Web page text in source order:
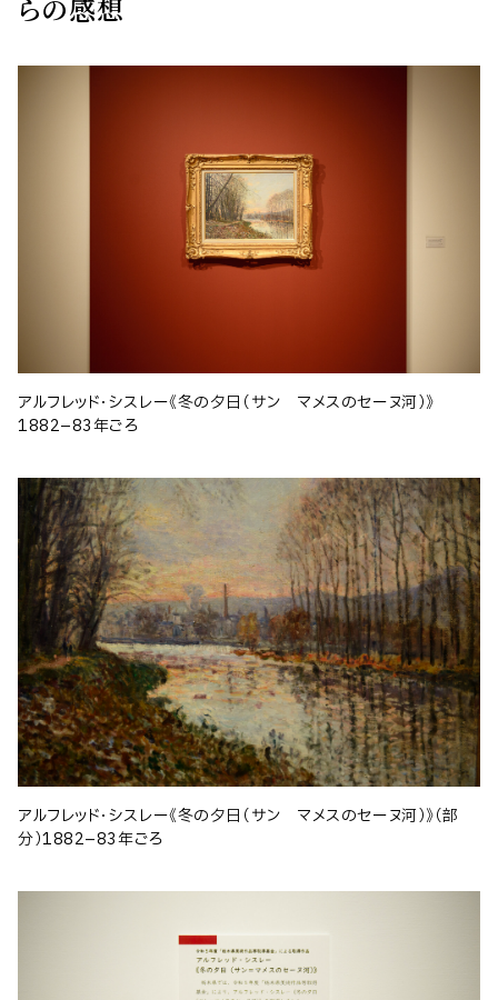
らの感想
アルフレッド・シスレー《冬の夕日（サン゠マメスのセーヌ河）》
1882–83年ごろ
アルフレッド・シスレー《冬の夕日（サン゠マメスのセーヌ河）》（部
分）1882–83年ごろ